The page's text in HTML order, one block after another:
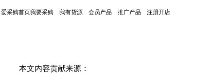
爱采购首页我要采购 我有货源 会员产品 推广产品 注册开店
本文内容贡献来源：